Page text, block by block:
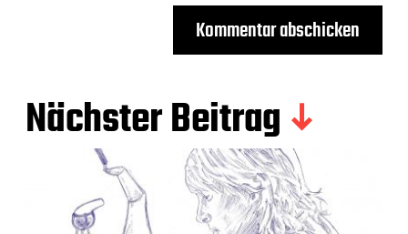
Nächster Beitrag